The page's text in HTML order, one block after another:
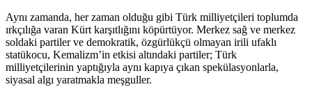
Aynı zamanda, her zaman olduğu gibi Türk milliyetçileri toplumda
ırkçılığa varan Kürt karşıtlığını köpürtüyor. Merkez sağ ve merkez
soldaki partiler ve demokratik, özgürlükçü olmayan irili ufaklı
statükocu, Kemalizm’in etkisi altındaki partiler; Türk
milliyetçilerinin yaptığıyla aynı kapıya çıkan spekülasyonlarla,
siyasal algı yaratmakla meşguller.